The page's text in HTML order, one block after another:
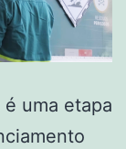
uma etapa